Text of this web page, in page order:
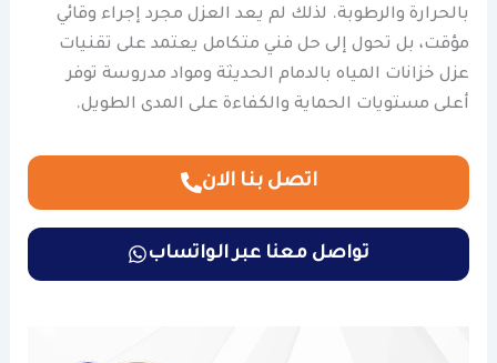
بالحرارة والرطوبة. لذلك لم يعد العزل مجرد إجراء وقائي
مؤقت، بل تحول إلى حل فني متكامل يعتمد على تقنيات
عزل خزانات المياه بالدمام الحديثة ومواد مدروسة توفر
أعلى مستويات الحماية والكفاءة على المدى الطويل.
اتصل بنا الان
تواصل معنا عبر الواتساب